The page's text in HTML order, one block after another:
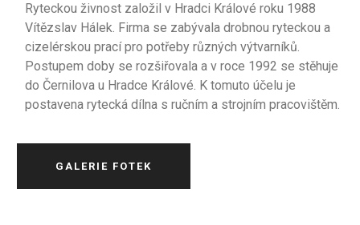
Ryteckou živnost založil v Hradci Králové roku 1988
Vítězslav Hálek. Firma se zabývala drobnou ryteckou a
cizelérskou prací pro potřeby různých výtvarníků.
Postupem doby se rozšiřovala a v roce 1992 se stěhuje
do Černilova u Hradce Králové. K tomuto účelu je
postavena rytecká dílna s ručním a strojním pracovištěm.
GALERIE FOTEK